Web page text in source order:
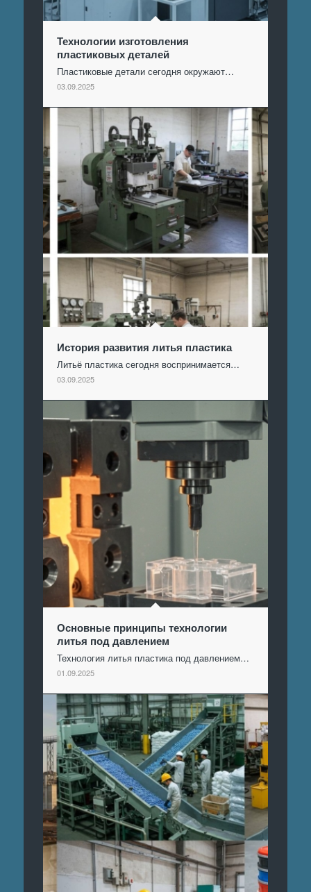
Технологии изготовления
пластиковых деталей
Пластиковые детали сегодня окружают…
03.09.2025
История развития литья пластика
Литьё пластика сегодня воспринимается…
03.09.2025
Основные принципы технологии
литья под давлением
Технология литья пластика под давлением…
01.09.2025